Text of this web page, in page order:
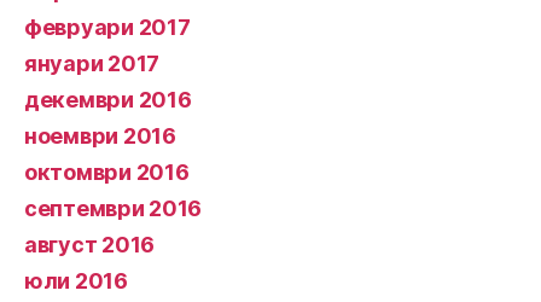
февруари 2017
януари 2017
декември 2016
ноември 2016
октомври 2016
септември 2016
август 2016
юли 2016